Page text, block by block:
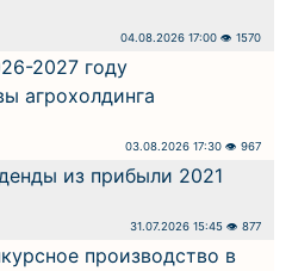
04.08.2026 17:00 👁 1570
2027 году
агрохолдинга
03.08.2026 17:30 👁 967
из прибыли 2021
31.07.2026 15:45 👁 877
производство в